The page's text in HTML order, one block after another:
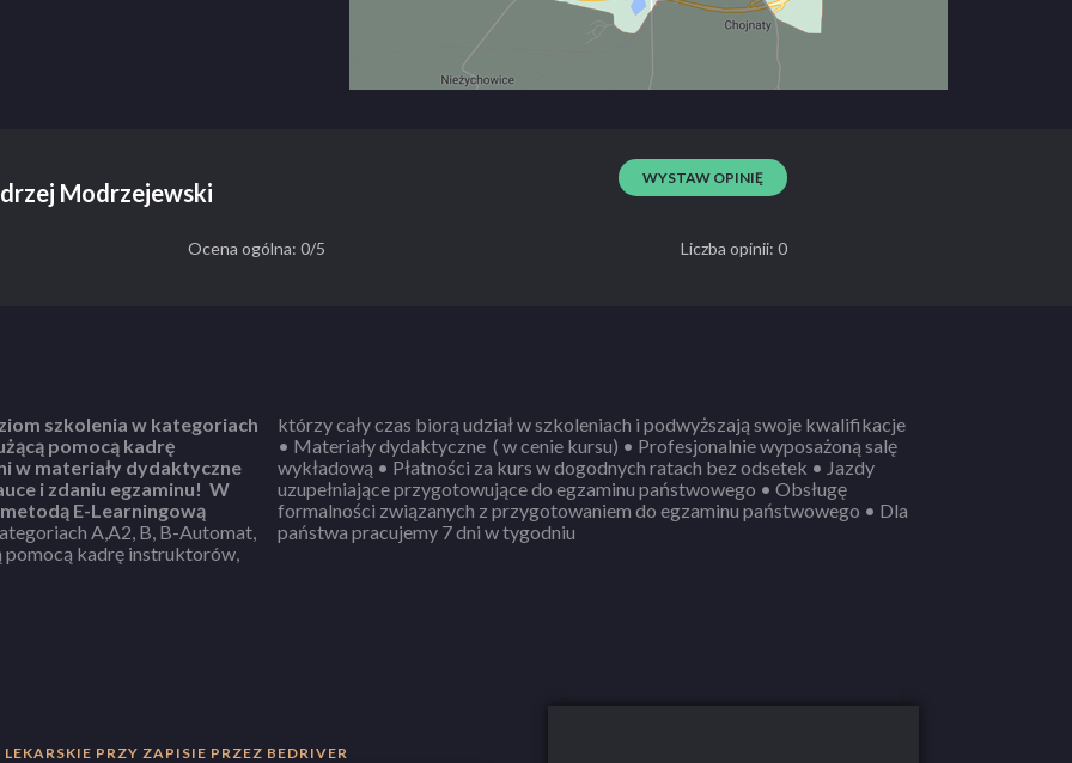
Modrzejewski
WYSTAW OPINIĘ
Ocena ogólna: 0/5 Liczba opinii: 0
szkolenia w kategoriach
pomocą kadrę
w materiały dydaktyczne
i zdaniu egzaminu! W
E-Learningową
A,A2, B, B-Automat,
którzy cały czas biorą udział w szkoleniach i podwyższają swoje kwalifikacje
• Materiały dydaktyczne ( w cenie kursu) • Profesjonalnie wyposażoną salę
wykładową • Płatności za kurs w dogodnych ratach bez odsetek • Jazdy
uzupełniające przygotowujące do egzaminu państwowego • Obsługę
państwa pracujemy 7 dni w tygodniu
PRZY ZAPISIE PRZEZ BEDRIVER